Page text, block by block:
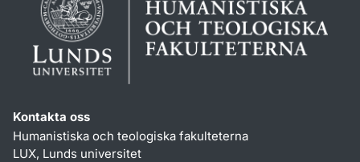
Kontakta oss
Humanistiska och teologiska fakulteterna
LUX, Lunds universitet